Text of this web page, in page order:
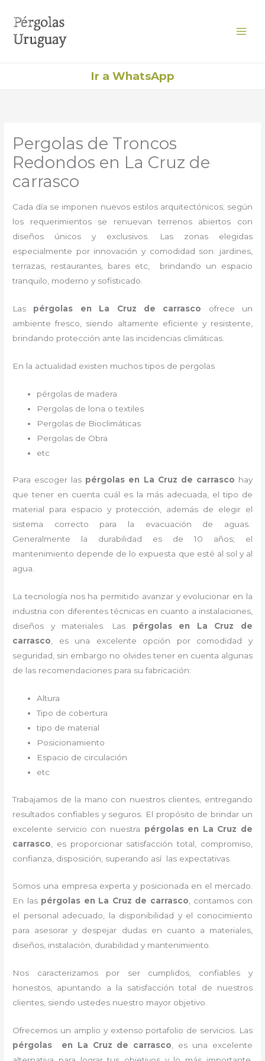
contenido
Ir a WhatsApp
Pergolas de Troncos
Redondos en La Cruz de
carrasco
Cada día se imponen nuevos estilos arquitectónicos; según
los requerimientos se renuevan terrenos abiertos con
diseños únicos y exclusivos. Las zonas elegidas
especialmente por innovación y comodidad son: jardines,
terrazas, restaurantes, bares etc, brindando un espacio
tranquilo, moderno y sofisticado.
Las pérgolas en La Cruz de carrasco ofrece un
ambiente fresco, siendo altamente eficiente y resistente,
brindando protección ante las incidencias climáticas.
En la actualidad existen muchos tipos de pergolas
pérgolas de madera
Pergolas de lona o textiles
Pergolas de Bioclimáticas
Pergolas de Obra
etc
Para escoger las pérgolas en La Cruz de carrasco hay
que tener en cuenta cuál es la más adecuada, el tipo de
material para espacio y protección, además de elegir el
sistema correcto para la evacuación de aguas.
Generalmente la durabilidad es de 10 años; el
mantenimiento depende de lo expuesta que esté al sol y al
agua.
La tecnología nos ha permitido avanzar y evolucionar en la
industria con diferentes técnicas en cuanto a instalaciones,
diseños y materiales. Las pérgolasen La Cruz de
carrasco , es una excelente opción por comodidad y
seguridad, sin embargo no olvides tener en cuenta algunas
de las recomendaciones para su fabricación:
Altura
Tipo de cobertura
tipo de material
Posicionamiento
Espacio de circulación
etc
Trabajamos de la mano con nuestros clientes, entregando
resultados confiables y seguros. El propósito de brindar un
excelente servicio con nuestra pérgolas en La Cruz de
carrasco , es proporcionar satisfacción total, compromiso,
confianza, disposición, superando así las expectativas.
Somos una empresa experta y posicionada en el mercado.
En las pérgolas en La Cruz de carrasco, contamos con
el personal adecuado, la disponibilidad y el conocimiento
para asesorar y despejar dudas en cuanto a materiales,
diseños, instalación, durabilidad y mantenimiento.
Nos caracterizamos por ser cumplidos, confiables y
honestos, apuntando a la satisfacción total de nuestros
clientes, siendo ustedes nuestro mayor objetivo.
Ofrecemos un amplio y extenso portafolio de servicios. Las
pérgolas en La Cruz de carrasco , es una excelente